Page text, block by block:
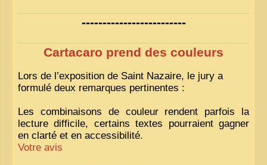
-------------------------
Cartacaro prend des couleurs
Lors de l’exposition de Saint Nazaire, le jury a
formulé deux remarques pertinentes :
Les combinaisons de couleur rendent parfois la
lecture difficile, certains textes pourraient gagner
en clarté et en accessibilité.
Votre avis